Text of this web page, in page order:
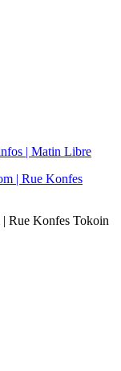
| Matin Libre
Rue Konfes Tokoin